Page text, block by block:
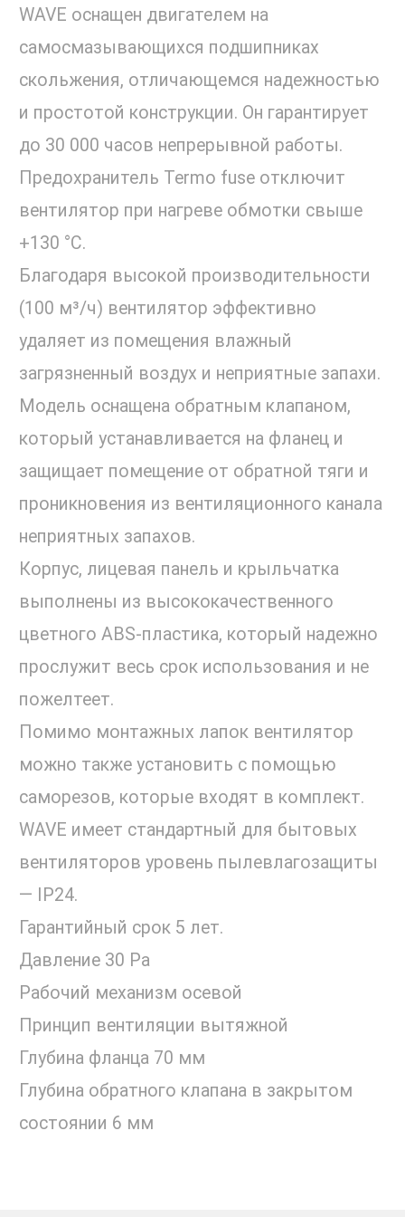
WAVE оснащен двигателем на
самосмазывающихся подшипниках
скольжения, отличающемся надежностью
и простотой конструкции. Он гарантирует
до 30 000 часов непрерывной работы.
Предохранитель Termo fuse отключит
вентилятор при нагреве обмотки свыше
+130 °C.
Благодаря высокой производительности
(100 м³/ч) вентилятор эффективно
удаляет из помещения влажный
загрязненный воздух и неприятные запахи.
Модель оснащена обратным клапаном,
который устанавливается на фланец и
защищает помещение от обратной тяги и
проникновения из вентиляционного канала
неприятных запахов.
Корпус, лицевая панель и крыльчатка
выполнены из высококачественного
цветного ABS-пластика, который надежно
прослужит весь срок использования и не
пожелтеет.
Помимо монтажных лапок вентилятор
можно также установить с помощью
саморезов, которые входят в комплект.
WAVE имеет стандартный для бытовых
вентиляторов уровень пылевлагозащиты
— IP24.
Гарантийный срок 5 лет.
Давление 30 Pa
Рабочий механизм осевой
Принцип вентиляции вытяжной
Глубина фланца 70 мм
Глубина обратного клапана в закрытом
состоянии 6 мм